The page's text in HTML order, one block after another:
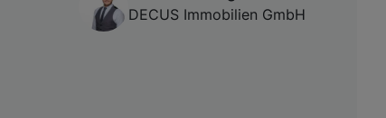
DECUS Immobilien GmbH